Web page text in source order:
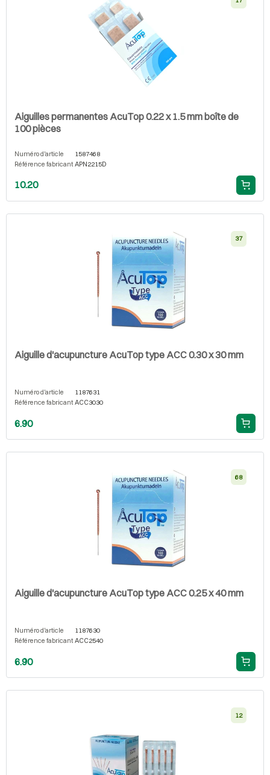
Aiguilles permanentes AcuTop 0.22 x 1.5 mm boîte de
100 pièces
Numéro d'article
1587468
Référence fabricant APN2215D
10.20
37
Aiguille d'acupuncture AcuTop type ACC 0.30 x 30 mm
Numéro d'article
1187631
Référence fabricant ACC3030
6.90
68
Aiguille d'acupuncture AcuTop type ACC 0.25 x 40 mm
Numéro d'article
1187630
Référence fabricant ACC2540
6.90
12